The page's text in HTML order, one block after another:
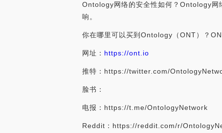
Ontology网络的安全性如何？Ontology网
响。
你在哪里可以买到Ontology（ONT）？
网址： https://ont.io
推特：https://twitter.com/
脸书：
电报：https://t.me/OntologyNetwork
Reddit：https://reddit.com/r/